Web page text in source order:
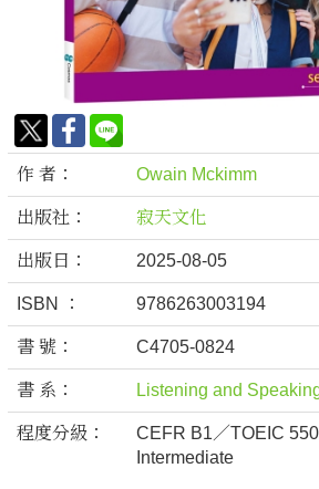
作 者： Owain Mckimm
出版社： 寂天文化
出版日： 2025-08-05
ISBN ： 9786263003194
書 號： C4705-0824
書 系： Listening and
程度分級：
CEFR B1／TOEIC
Intermediate